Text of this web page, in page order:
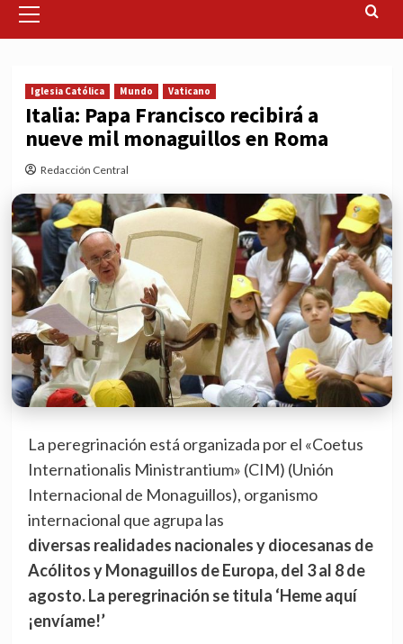
Menu
Iglesia Católica Mundo Vaticano
Italia: Papa Francisco recibirá a
nueve mil monaguillos en Roma
Redacción Central
La peregrinación está organizada por el «Coetus
Internationalis Ministrantium» (CIM) (Unión
Internacional de Monaguillos), organismo
internacional que agrupa las
diversas realidades nacionales y diocesanas de
Acólitos y Monaguillos de Europa, del 3 al 8 de
agosto. La peregrinación se titula ‘Heme aquí
¡envíame!’